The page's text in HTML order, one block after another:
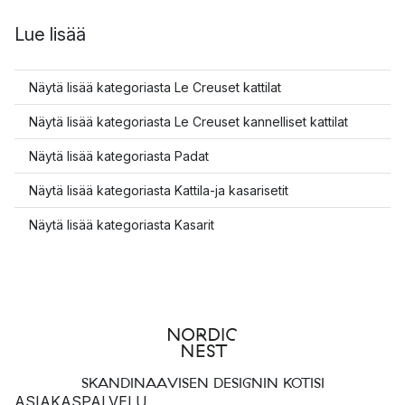
Lue lisää
Näytä lisää kategoriasta Le Creuset kattilat
Näytä lisää kategoriasta Le Creuset kannelliset kattilat
Näytä lisää kategoriasta Padat
Näytä lisää kategoriasta Kattila-ja kasarisetit
Näytä lisää kategoriasta Kasarit
SKANDINAAVISEN DESIGNIN KOTISI
ASIAKASPALVELU